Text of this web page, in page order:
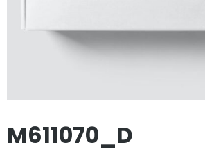
M611070_D